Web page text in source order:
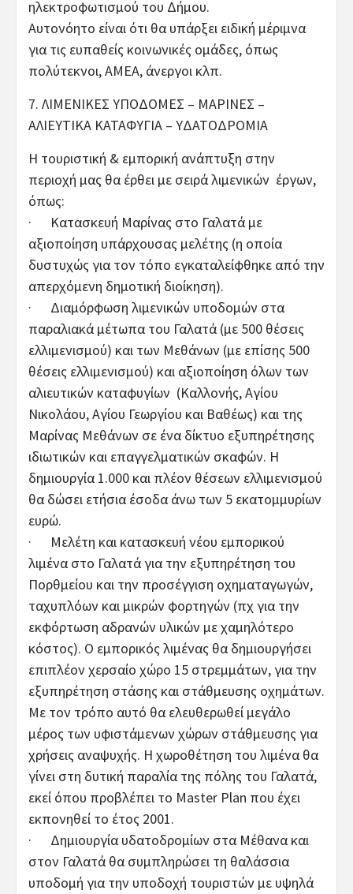
ηλεκτροφωτισμού του Δήμου.
Αυτονόητο είναι ότι θα υπάρξει ειδική μέριμνα
για τις ευπαθείς κοινωνικές ομάδες, όπως
πολύτεκνοι, ΑΜΕΑ, άνεργοι κλπ.
7. ΛΙΜΕΝΙΚΕΣ ΥΠΟΔΟΜΕΣ – ΜΑΡΙΝΕΣ –
ΑΛΙΕΥΤΙΚΑ ΚΑΤΑΦΥΓΙΑ – ΥΔΑΤΟΔΡΟΜΙΑ
Η τουριστική & εμπορική ανάπτυξη στην
περιοχή μας θα έρθει με σειρά λιμενικών έργων,
όπως:
· Κατασκευή Μαρίνας στο Γαλατά με
αξιοποίηση υπάρχουσας μελέτης (η οποία
δυστυχώς για τον τόπο εγκαταλείφθηκε από την
απερχόμενη δημοτική διοίκηση).
· Διαμόρφωση λιμενικών υποδομών στα
παραλιακά μέτωπα του Γαλατά (με 500 θέσεις
ελλιμενισμού) και των Μεθάνων (με επίσης 500
θέσεις ελλιμενισμού) και αξιοποίηση όλων των
αλιευτικών καταφυγίων (Καλλονής, Αγίου
Νικολάου, Αγίου Γεωργίου και Βαθέως) και της
Μαρίνας Μεθάνων σε ένα δίκτυο εξυπηρέτησης
ιδιωτικών και επαγγελματικών σκαφών. Η
δημιουργία 1.000 και πλέον θέσεων ελλιμενισμού
θα δώσει ετήσια έσοδα άνω των 5 εκατομμυρίων
ευρώ.
· Μελέτη και κατασκευή νέου εμπορικού
λιμένα στο Γαλατά για την εξυπηρέτηση του
Πορθμείου και την προσέγγιση οχηματαγωγών,
ταχυπλόων και μικρών φορτηγών (πχ για την
εκφόρτωση αδρανών υλικών με χαμηλότερο
κόστος). Ο εμπορικός λιμένας θα δημιουργήσει
επιπλέον χερσαίο χώρο 15 στρεμμάτων, για την
εξυπηρέτηση στάσης και στάθμευσης οχημάτων.
Με τον τρόπο αυτό θα ελευθερωθεί μεγάλο
μέρος των υφιστάμενων χώρων στάθμευσης για
χρήσεις αναψυχής. Η χωροθέτηση του λιμένα θα
γίνει στη δυτική παραλία της πόλης του Γαλατά,
εκεί όπου προβλέπει το Master Plan που έχει
εκπονηθεί το έτος 2001.
· Δημιουργία υδατοδρομίων στα Μέθανα και
στον Γαλατά θα συμπληρώσει τη θαλάσσια
υποδομή για την υποδοχή τουριστών με υψηλά